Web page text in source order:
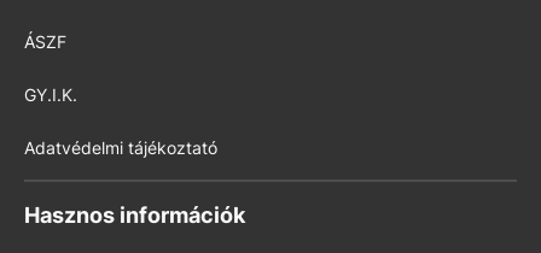
ÁSZF
GY.I.K.
Adatvédelmi tájékoztató
Hasznos információk